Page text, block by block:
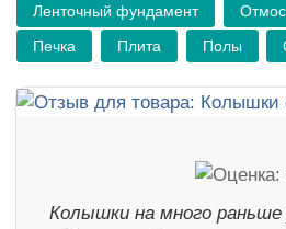
Ленточный фундамент
Печка Плита Полы
Колышки на много раньше